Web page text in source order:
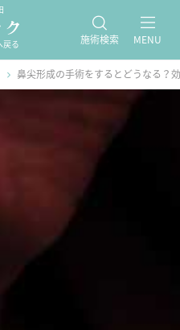
戻る 施術検索 MENU
鼻尖形成の手術をするとどうなる？